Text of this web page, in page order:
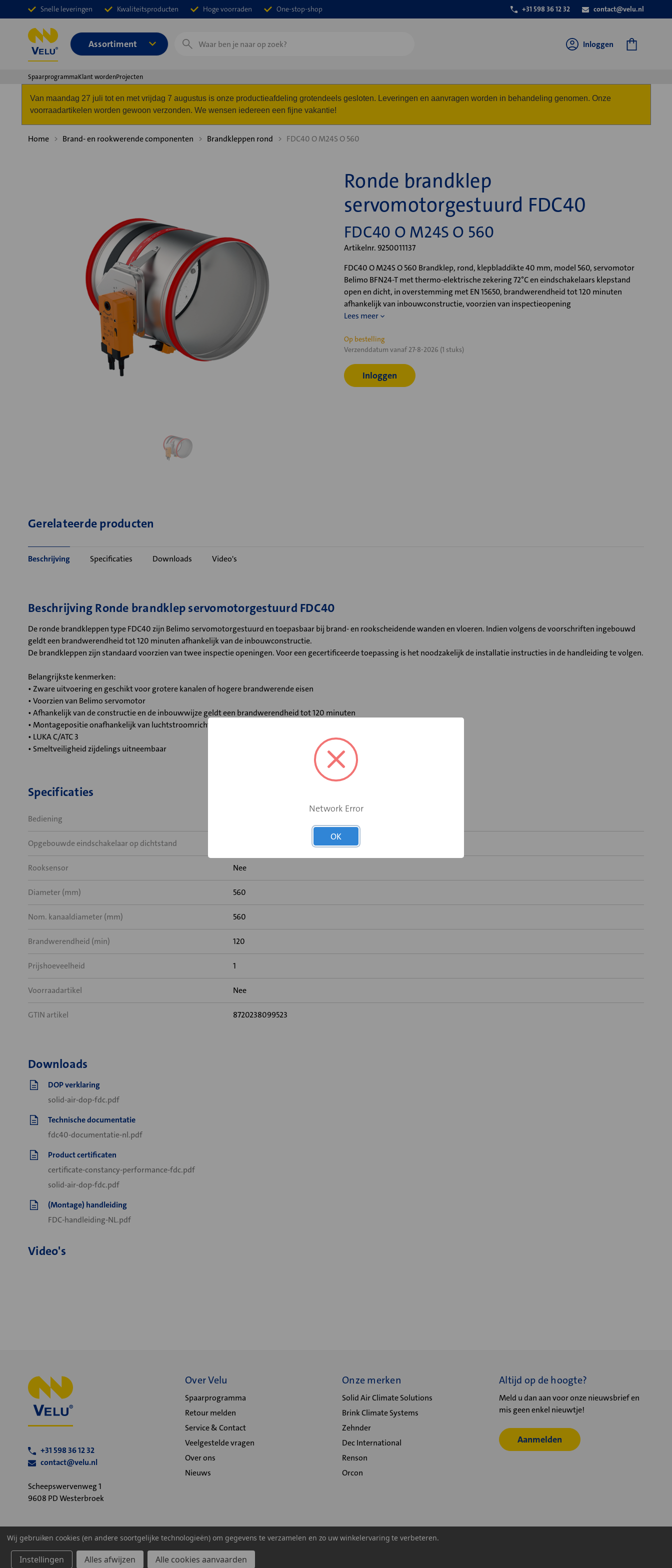
Snelle leveringen Kwaliteitsproducten Hoge voorraden One-stop-shop +31 598 36 12 32 contact@velu.nl
Assortiment
Zoeken
Inloggen
SpaarprogrammaKlant wordenProjecten
Van maandag 27 juli tot en met vrijdag 7 augustus is onze productieafdeling grotendeels gesloten. Leveringen en aanvragen worden in behandeling genomen. Onze
voorraadartikelen worden gewoon verzonden. We wensen iedereen een fijne vakantie!
Home Brand- en rookwerende componenten Brandkleppen rond FDC40 O M24S O 560
Ronde brandklep
servomotorgestuurd FDC40
FDC40 O M24S O 560
Artikelnr. 9250011137
FDC40 O M24S O 560 Brandklep, rond, klepbladdikte 40 mm, model 560, servomotor
Belimo BFN24-T met thermo-elektrische zekering 72°C en eindschakelaars klepstand
open en dicht, in overstemming met EN 15650, brandwerendheid tot 120 minuten
afhankelijk van inbouwconstructie, voorzien van inspectieopening
Lees meer
Huidige
voorraad:
Op bestelling
Verzenddatum vanaf 27-8-2026 (1 stuks)
Inloggen
Gerelateerde producten
Beschrijving Specificaties Downloads Video's
Beschrijving Ronde brandklep servomotorgestuurd FDC40
De ronde brandkleppen type FDC40 zijn Belimo servomotorgestuurd en toepasbaar bij brand- en rookscheidende wanden en vloeren. Indien volgens de voorschriften ingebouwd
geldt een brandwerendheid tot 120 minuten afhankelijk van de inbouwconstructie.
De brandkleppen zijn standaard voorzien van twee inspectie openingen. Voor een gecertificeerde toepassing is het noodzakelijk de installatie instructies in de handleiding te volgen.
Belangrijkste kenmerken:
• Zware uitvoering en geschikt voor grotere kanalen of hogere brandwerende eisen
• Voorzien van Belimo servomotor
• Afhankelijk van de constructie en de inbouwwijze geldt een brandwerendheid tot 120 minuten
• Montagepositie onafhankelijk van luchtstroomrichting en brandhaard
• LUKA C/ATC 3
• Smeltveiligheid zijdelings uitneembaar
Specificaties
Bediening
Opgebouwde eindschakelaar op dichtstand
Rooksensor Nee
Diameter (mm) 560
Nom. kanaaldiameter (mm) 560
Brandwerendheid (min) 120
Prijshoeveelheid 1
Voorraadartikel Nee
GTIN artikel 8720238099523
Downloads
DOP verklaring
solid-air-dop-fdc.pdf
Technische documentatie
fdc40-documentatie-nl.pdf
Product certificaten
certificate-constancy-performance-fdc.pdf
solid-air-dop-fdc.pdf
(Montage) handleiding
FDC-handleiding-NL.pdf
Video's
+31 598 36 12 32
contact@velu.nl
Scheepswervenweg 1
9608 PD Westerbroek
Over Velu
Spaarprogramma
Retour melden
Service & Contact
Veelgestelde vragen
Over ons
Nieuws
Onze merken
Solid Air Climate Solutions
Brink Climate Systems
Zehnder
Dec International
Renson
Orcon
Altijd op de hoogte?
Meld u dan aan voor onze nieuwsbrief en
mis geen enkel nieuwtje!
Aanmelden
Algemene voorwaarden Privacy statement Cookiebeleid
Wij gebruiken cookies (en andere soortgelijke technologieën) om gegevens te verzamelen en zo uw winkelervaring te verbeteren.
Instellingen Alles afwijzen Alle cookies aanvaarden
Network Error
OK